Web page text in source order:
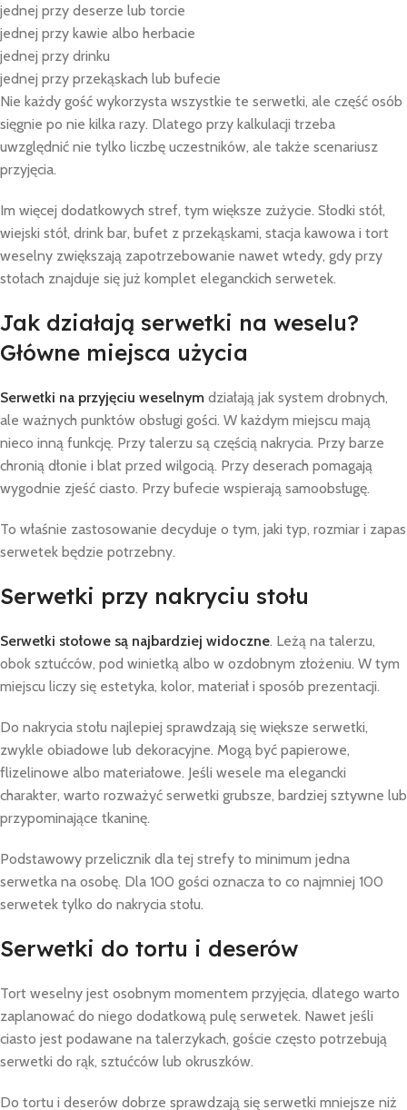
jednej przy deserze lub torcie
jednej przy kawie albo herbacie
jednej przy drinku
jednej przy przekąskach lub bufecie
Nie każdy gość wykorzysta wszystkie te serwetki, ale część osób
sięgnie po nie kilka razy. Dlatego przy kalkulacji trzeba
uwzględnić nie tylko liczbę uczestników, ale także scenariusz
przyjęcia.
Im więcej dodatkowych stref, tym większe zużycie. Słodki stół,
wiejski stół, drink bar, bufet z przekąskami, stacja kawowa i tort
weselny zwiększają zapotrzebowanie nawet wtedy, gdy przy
stołach znajduje się już komplet eleganckich serwetek.
Jak działają serwetki na weselu?
Główne miejsca użycia
Serwetki na przyjęciu weselnym działają jak system drobnych,
ale ważnych punktów obsługi gości. W każdym miejscu mają
nieco inną funkcję. Przy talerzu są częścią nakrycia. Przy barze
chronią dłonie i blat przed wilgocią. Przy deserach pomagają
wygodnie zjeść ciasto. Przy bufecie wspierają samoobsługę.
To właśnie zastosowanie decyduje o tym, jaki typ, rozmiar i zapas
serwetek będzie potrzebny.
Serwetki przy nakryciu stołu
Serwetki stołowe są najbardziej widoczne. Leżą na talerzu,
obok sztućców, pod winietką albo w ozdobnym złożeniu. W tym
miejscu liczy się estetyka, kolor, materiał i sposób prezentacji.
Do nakrycia stołu najlepiej sprawdzają się większe serwetki,
zwykle obiadowe lub dekoracyjne. Mogą być papierowe,
flizelinowe albo materiałowe. Jeśli wesele ma elegancki
charakter, warto rozważyć serwetki grubsze, bardziej sztywne lub
przypominające tkaninę.
Podstawowy przelicznik dla tej strefy to minimum jedna
serwetka na osobę. Dla 100 gości oznacza to co najmniej 100
serwetek tylko do nakrycia stołu.
Serwetki do tortu i deserów
Tort weselny jest osobnym momentem przyjęcia, dlatego warto
zaplanować do niego dodatkową pulę serwetek. Nawet jeśli
ciasto jest podawane na talerzykach, goście często potrzebują
serwetki do rąk, sztućców lub okruszków.
Do tortu i deserów dobrze sprawdzają się serwetki mniejsze niż